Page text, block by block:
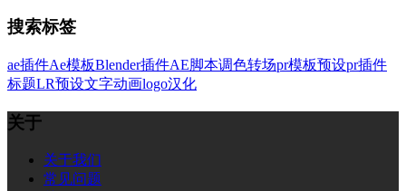
搜索标签
ae插件Ae模板Blender插件AE脚本调色转场pr模板预设pr插件
标题LR预设文字动画logo汉化
关于
关于我们
常见问题